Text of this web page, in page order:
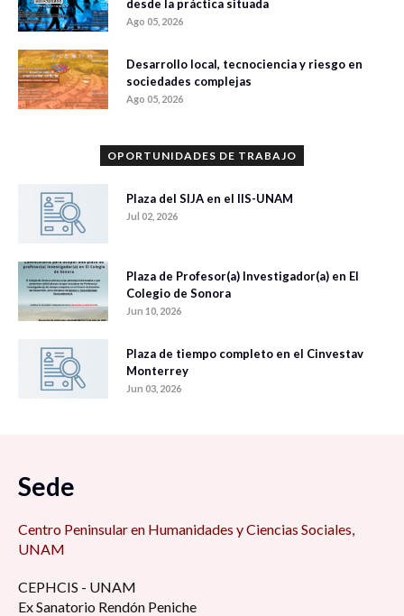
desde la práctica situada
Ago 05, 2026
Desarrollo local, tecnociencia y riesgo en
sociedades complejas
Ago 05, 2026
OPORTUNIDADES DE TRABAJO
Plaza del SIJA en el IIS-UNAM
Jul 02, 2026
Plaza de Profesor(a) Investigador(a) en El
Colegio de Sonora
Jun 10, 2026
Plaza de tiempo completo en el Cinvestav
Monterrey
Jun 03, 2026
Sede
Centro Peninsular en Humanidades y Ciencias Sociales,
UNAM
CEPHCIS - UNAM
Ex Sanatorio Rendón Peniche